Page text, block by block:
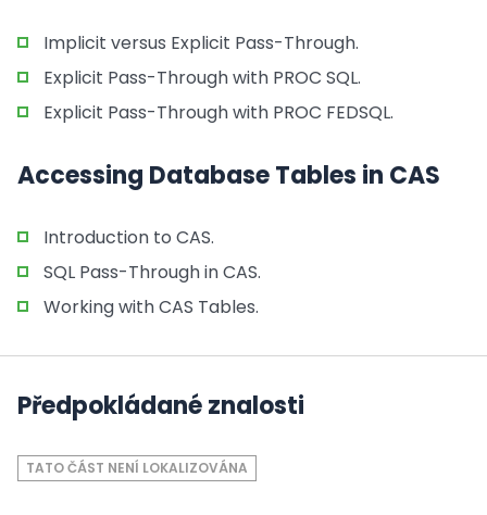
Implicit versus Explicit Pass-Through.
Explicit Pass-Through with PROC SQL.
Explicit Pass-Through with PROC FEDSQL.
Accessing Database Tables in CAS
Introduction to CAS.
SQL Pass-Through in CAS.
Working with CAS Tables.
Předpokládané znalosti
TATO ČÁST NENÍ LOKALIZOVÁNA